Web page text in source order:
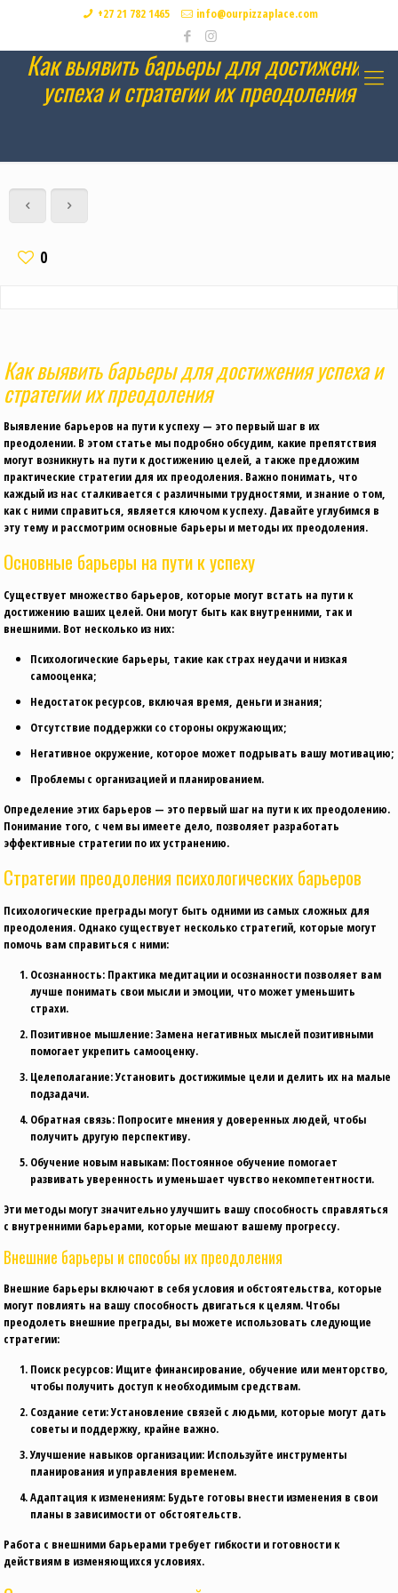
+27 21 782 1465 info@ourpizzaplace.com
Как выявить барьеры для достижения
успеха и стратегии их преодоления
0
Как выявить барьеры для достижения успеха и
стратегии их преодоления
Выявление барьеров на пути к успеху — это первый шаг в их
преодолении. В этом статье мы подробно обсудим, какие препятствия
могут возникнуть на пути к достижению целей, а также предложим
практические стратегии для их преодоления. Важно понимать, что
каждый из нас сталкивается с различными трудностями, и знание о том,
как с ними справиться, является ключом к успеху. Давайте углубимся в
эту тему и рассмотрим основные барьеры и методы их преодоления.
Основные барьеры на пути к успеху
Существует множество барьеров, которые могут встать на пути к
достижению ваших целей. Они могут быть как внутренними, так и
внешними. Вот несколько из них:
Психологические барьеры, такие как страх неудачи и низкая
самооценка;
Недостаток ресурсов, включая время, деньги и знания;
Отсутствие поддержки со стороны окружающих;
Негативное окружение, которое может подрывать вашу мотивацию;
Проблемы с организацией и планированием.
Определение этих барьеров — это первый шаг на пути к их преодолению.
Понимание того, с чем вы имеете дело, позволяет разработать
эффективные стратегии по их устранению.
Стратегии преодоления психологических барьеров
Психологические преграды могут быть одними из самых сложных для
преодоления. Однако существует несколько стратегий, которые могут
помочь вам справиться с ними:
Осознанность: Практика медитации и осознанности позволяет вам
лучше понимать свои мысли и эмоции, что может уменьшить
страхи.
Позитивное мышление:Замена негативных мыслей позитивными
помогает укрепить самооценку.
Целеполагание:Установить достижимые цели и делить их на малые
подзадачи.
Обратная связь: Попросите мнения у доверенных людей, чтобы
получить другую перспективу.
Обучение новым навыкам: Постоянное обучение помогает
развивать уверенность и уменьшает чувство некомпетентности.
Эти методы могут значительно улучшить вашу способность справляться
с внутренними барьерами, которые мешают вашему прогрессу.
Внешние барьеры и способы их преодоления
Внешние барьеры включают в себя условия и обстоятельства, которые
могут повлиять на вашу способность двигаться к целям. Чтобы
преодолеть внешние преграды, вы можете использовать следующие
стратегии:
Поиск ресурсов: Ищите финансирование, обучение или менторство,
чтобы получить доступ к необходимым средствам.
Создание сети:Установление связей с людьми, которые могут дать
советы и поддержку, крайне важно.
Улучшение навыков организации: Используйте инструменты
планирования и управления временем.
Адаптация к изменениям: Будьте готовы внести изменения в свои
планы в зависимости от обстоятельств.
Работа с внешними барьерами требует гибкости и готовности к
действиям в изменяющихся условиях.